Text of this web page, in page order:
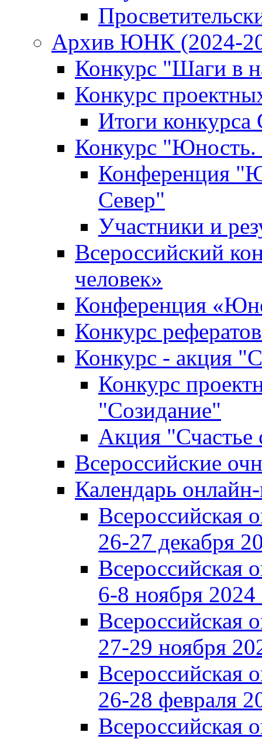
Архив ЮНК (2024-
Конкурс "Шаги в
Конкурс
Итоги конкурса
Конкурс "Юность.
Конференция
Север"
Участники и
Всероссийский
человек»
Конференция
Конкурс
Конкурс - акция
Конкурс
"Созидание"
Акция "Счастье
Всероссийские
Календарь
Всероссийская
26-27 декабря
Всероссийская
6-8 ноября 2024
Всероссийская
27-29 ноября
Всероссийская
26-28 февраля
Всероссийская